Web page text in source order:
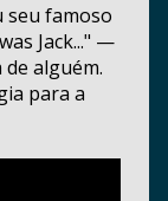
seu famoso
Jack..." —
alguém.
para a